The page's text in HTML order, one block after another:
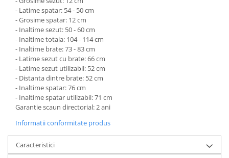
- Latime spatar: 54 - 50 cm
- Grosime spatar: 12 cm
- Inaltime sezut: 50 - 60 cm
- Inaltime totala: 104 - 114 cm
- Inaltime brate: 73 - 83 cm
- Latime sezut cu brate: 66 cm
- Latime sezut utilizabil: 52 cm
- Distanta dintre brate: 52 cm
- Inaltime spatar: 76 cm
- Inaltime spatar utilizabil: 71 cm
Garantie scaun directorial: 2 ani
Informatii conformitate produs
Caracteristici